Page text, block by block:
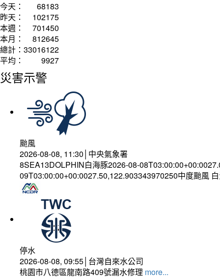
今天：
68183
昨天：
102175
本週：
701450
本月：
812645
總計： 33016122
平均：
9927
災害示警
颱風
2026-08-08, 11:30│中央氣象署
8SEA13DOLPHIN白海豚2026-08-
09T03:00:00+00:0027.50,122.903343970250中度颱風
停水
2026-08-08, 09:55│台灣自來水公司
桃園市八德區龍南路409號漏水修理 more...